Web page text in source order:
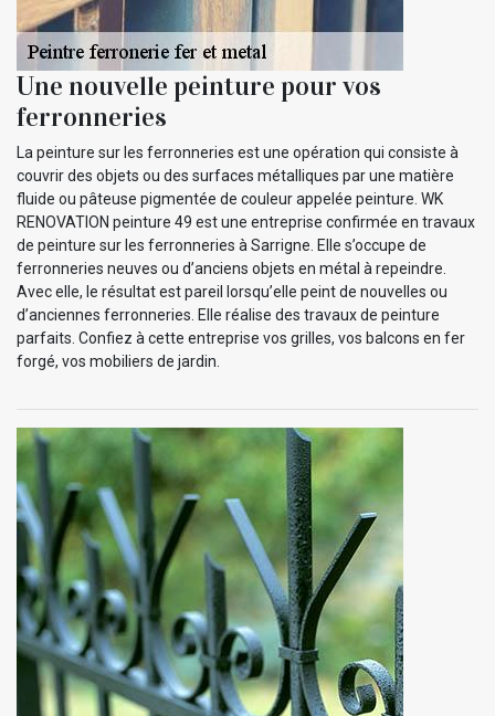
Une nouvelle peinture pour vos
ferronneries
La peinture sur les ferronneries est une opération qui consiste à
couvrir des objets ou des surfaces métalliques par une matière
fluide ou pâteuse pigmentée de couleur appelée peinture. WK
RENOVATION peinture 49 est une entreprise confirmée en travaux
de peinture sur les ferronneries à Sarrigne. Elle s’occupe de
ferronneries neuves ou d’anciens objets en métal à repeindre.
Avec elle, le résultat est pareil lorsqu’elle peint de nouvelles ou
d’anciennes ferronneries. Elle réalise des travaux de peinture
parfaits. Confiez à cette entreprise vos grilles, vos balcons en fer
forgé, vos mobiliers de jardin.